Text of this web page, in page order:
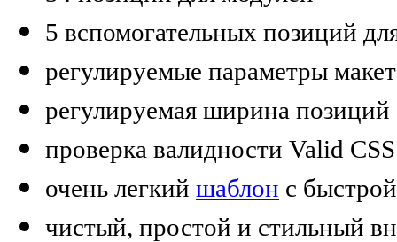
5 вспомогательных позиций
регулируемые параметры
регулируемая ширина позиций
проверка валидности Valid
очень легкий шаблон с
чистый, простой и стильный